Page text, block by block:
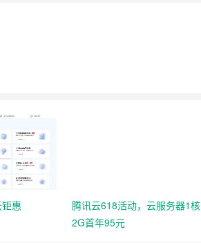
惠
腾讯云618活动，云服务器1核
2G首年95元